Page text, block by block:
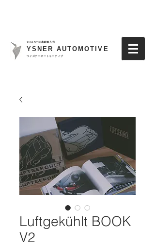
TITAN7日本総輸入元
YSNER AUTOMOTIVE
​ワイズナーオートモーティブ
Luftgekühlt BOOK
V2